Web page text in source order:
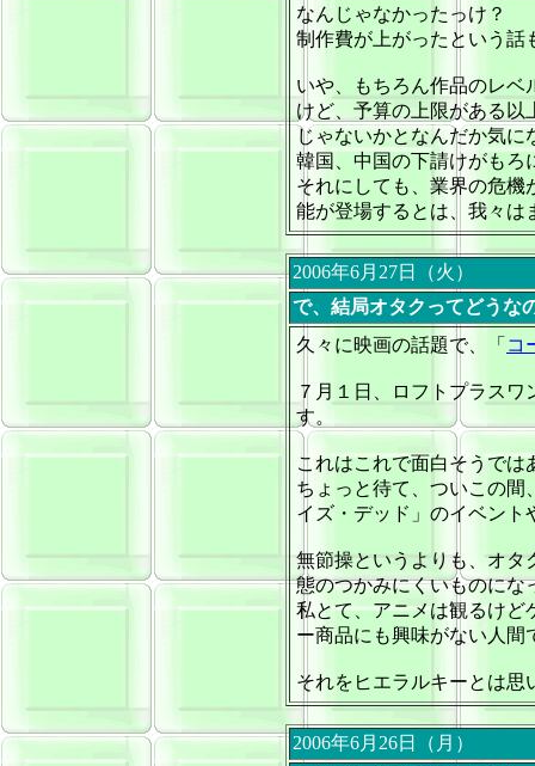
なんじゃなかったっけ？
制作費が上がったという話
いや、もちろん作品のレベ
けど、予算の上限がある以
じゃないかとなんだか気
韓国、中国の下請けがもろ
それにしても、業界の危機
能が登場するとは、我々は
2006年6月27日（火）
で、結局オタクってどうな
久々に映画の話題で、「 コ
７月１日、ロフトプラスワ
す。
これはこれで面白そうでは
ちょっと待て、ついこの間
イズ・デッド」のイベント
無節操というよりも、オタ
態のつかみにくいものにな
私とて、アニメは観るけど
ー商品にも興味がない人間
それをヒエラルキーとは思
2006年6月26日（月）